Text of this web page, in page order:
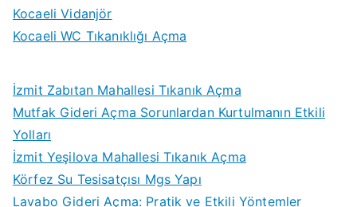
Kocaeli Vidanjör
Kocaeli WC Tıkanıklığı Açma
İzmit Zabıtan Mahallesi Tıkanık Açma
Mutfak Gideri Açma Sorunlardan Kurtulmanın Etkili
Yolları
İzmit Yeşilova Mahallesi Tıkanık Açma
Körfez Su Tesisatçısı Mgs Yapı
Lavabo Gideri Açma: Pratik ve Etkili Yöntemler